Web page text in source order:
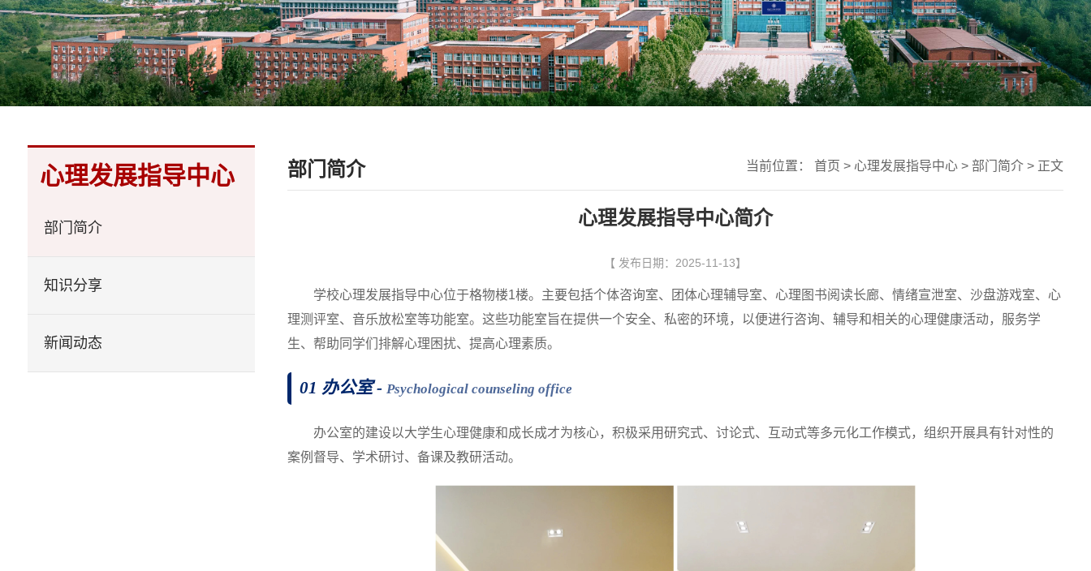
心理发展指导中心
部门简介
知识分享
新闻动态
部门简介 当前位置： 首页 > 心理发展指导中心 >部门简介 > 正文
心理发展指导中心简介
【 发布日期：2025-11-13】
学校心理发展指导中心位于格物楼1楼。主要包括个体咨询室、团体心理辅导室、心理图书阅读长廊、情绪宣泄室、沙盘游戏室、心
理测评室、音乐放松室等功能室。这些功能室旨在提供一个安全、私密的环境，以便进行咨询、辅导和相关的心理健康活动，服务学
生、帮助同学们排解心理困扰、提高心理素质。
01 办公室 - Psychological counseling office
办公室的建设以大学生心理健康和成长成才为核心，积极采用研究式、讨论式、互动式等多元化工作模式，组织开展具有针对性的
案例督导、学术研讨、备课及教研活动。